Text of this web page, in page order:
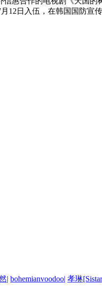
日入伍，在韩国国防宣
| bohemianvoodoo| 孝琳